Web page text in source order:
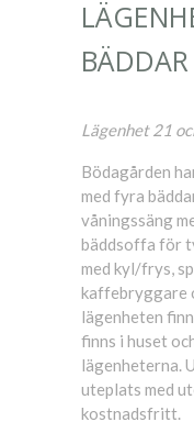
BÄDDAR
Lägenhet 21
Bödagården
med fyra
våningssäng
bäddsoffa för
med kyl/frys,
kaffebryggare
lägenheten
finns i huset
lägenheterna.
uteplats med
kostnadsfritt.